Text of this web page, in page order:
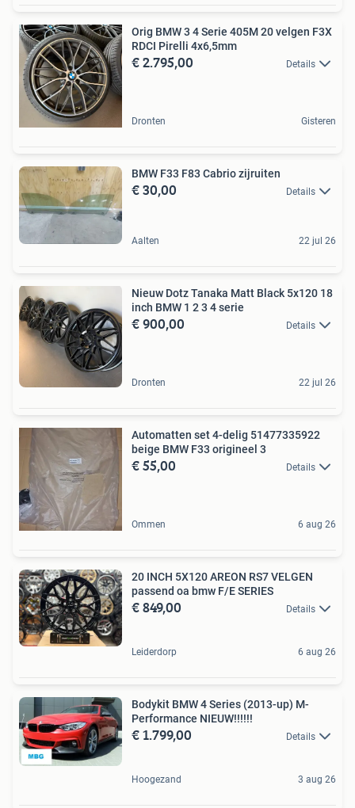
Orig BMW 3 4 Serie 405M 20 velgen F3X
RDCI Pirelli 4x6,5mm
€ 2.795,00 Details
Dronten Gisteren
BMW F33 F83 Cabrio zijruiten
€ 30,00 Details
Aalten 22 jul 26
Nieuw Dotz Tanaka Matt Black 5x120 18
inch BMW 1 2 3 4 serie
€ 900,00 Details
Dronten 22 jul 26
Automatten set 4-delig 51477335922
beige BMW F33 origineel 3
€ 55,00 Details
Ommen 6 aug 26
20 INCH 5X120 AREON RS7 VELGEN
passend oa bmw F/E SERIES
€ 849,00 Details
Leiderdorp 6 aug 26
Bodykit BMW 4 Series (2013-up) M-
Performance NIEUW!!!!!!
€ 1.799,00 Details
Hoogezand 3 aug 26